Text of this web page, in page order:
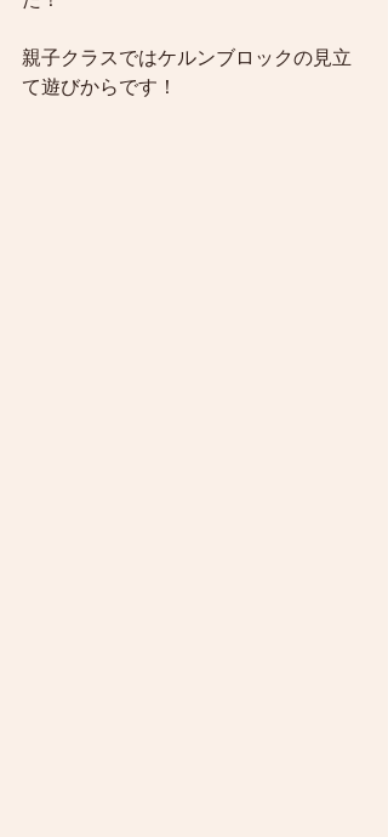
親子クラスではケルンブロックの見立
て遊びからです！